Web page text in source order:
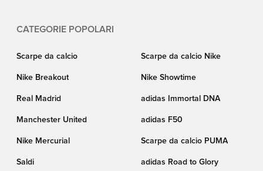
CATEGORIE POPOLARI
Scarpe da calcio Scarpe da calcio Nike
Nike Breakout Nike Showtime
Real Madrid adidas Immortal DNA
Manchester United adidas F50
Nike Mercurial Scarpe da calcio PUMA
Saldi adidas Road to Glory